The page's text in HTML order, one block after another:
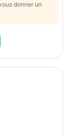
donner un